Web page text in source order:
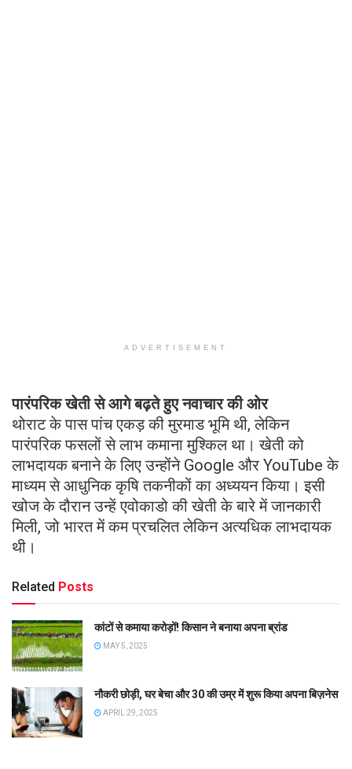
ADVERTISEMENT
पारंपरिक खेती से आगे बढ़ते हुए नवाचार की ओर
थोराट के पास पांच एकड़ की मुरमाड भूमि थी, लेकिन
पारंपरिक फसलों से लाभ कमाना मुश्किल था। खेती को
लाभदायक बनाने के लिए उन्होंने Google और YouTube के
माध्यम से आधुनिक कृषि तकनीकों का अध्ययन किया। इसी
खोज के दौरान उन्हें एवोकाडो की खेती के बारे में जानकारी
मिली, जो भारत में कम प्रचलित लेकिन अत्यधिक लाभदायक
थी।
Related Posts
कांटों से कमाया करोड़ों! किसान ने बनाया अपना ब्रांड
MAY 5, 2025
नौकरी छोड़ी, घर बेचा और 30 की उम्र में शुरू किया अपना बिज़नेस
APRIL 29, 2025